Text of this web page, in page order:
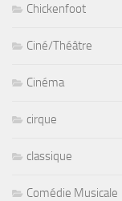
Chickenfoot
Ciné/Théâtre
Cinéma
cirque
classique
Comédie Musicale